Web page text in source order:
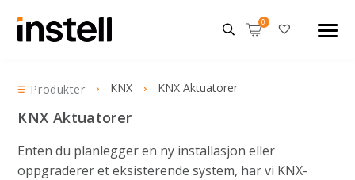
Produkter KNX KNX Aktuatorer
KNX Aktuatorer
Enten du planlegger en ny installasjon eller
oppgraderer et eksisterende system, har vi KNX-